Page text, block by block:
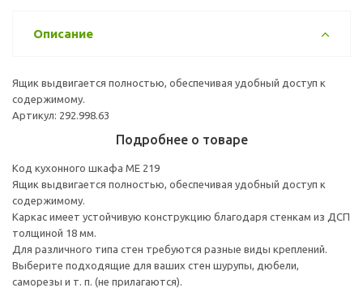
Описание
Ящик выдвигается полностью, обеспечивая удобный доступ к
содержимому.
Артикул: 292.998.63
Подробнее о товаре
Код кухонного шкафа ME 219
Ящик выдвигается полностью, обеспечивая удобный доступ к
содержимому.
Каркас имеет устойчивую конструкцию благодаря стенкам из ДСП
толщиной 18 мм.
Для различного типа стен требуются разные виды креплений.
Выберите подходящие для ваших стен шурупы, дюбели,
саморезы и т. п. (не прилагаются).